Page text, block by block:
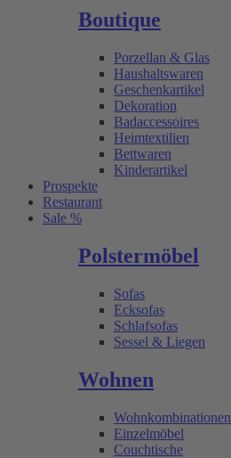
Boutique
Porzellan & Glas
Haushaltswaren
Geschenkartikel
Dekoration
Badaccessoires
Heimtextilien
Bettwaren
Kinderartikel
Prospekte
Restaurant
Sale %
Polstermöbel
Sofas
Ecksofas
Schlafsofas
Sessel & Liegen
Wohnen
Wohnkombinationen
Einzelmöbel
Couchtische